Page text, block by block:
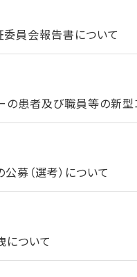
員会報告書について
患者及び職員等の新型
募（選考）について
について